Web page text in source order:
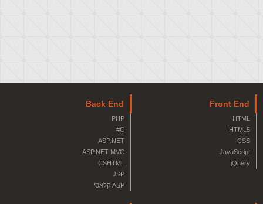
Front End
HTML
HTML5
CSS
JavaScript
jQuery
Back End
PHP
C#
ASP.NET
ASP.NET MVC
CSHTML
JSP
ASP קלאסי